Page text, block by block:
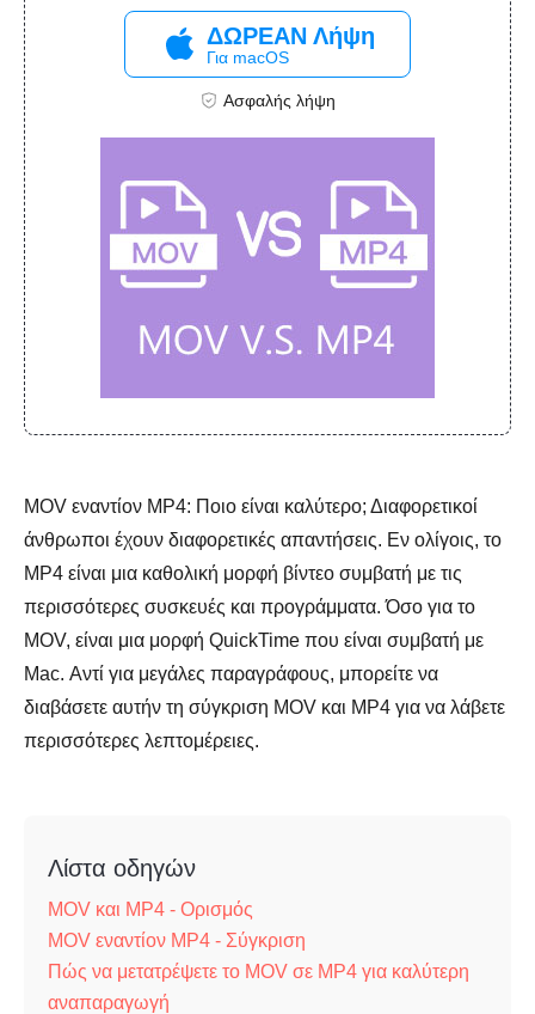
ΔΩΡΕΑΝ Λήψη
Για macOS
Ασφαλής λήψη
MOV εναντίον MP4: Ποιο είναι καλύτερο; Διαφορετικοί
άνθρωποι έχουν διαφορετικές απαντήσεις. Εν ολίγοις, το
MP4 είναι μια καθολική μορφή βίντεο συμβατή με τις
περισσότερες συσκευές και προγράμματα. Όσο για το
MOV, είναι μια μορφή QuickTime που είναι συμβατή με
Mac. Αντί για μεγάλες παραγράφους, μπορείτε να
διαβάσετε αυτήν τη σύγκριση MOV και MP4 για να λάβετε
περισσότερες λεπτομέρειες.
Λίστα οδηγών
MOV και MP4 - Ορισμός
MOV εναντίον MP4 - Σύγκριση
Πώς να μετατρέψετε το MOV σε MP4 για καλύτερη
αναπαραγωγή